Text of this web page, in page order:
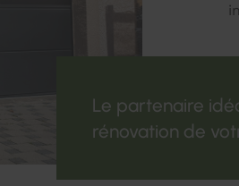
Le partenaire
rénovation de